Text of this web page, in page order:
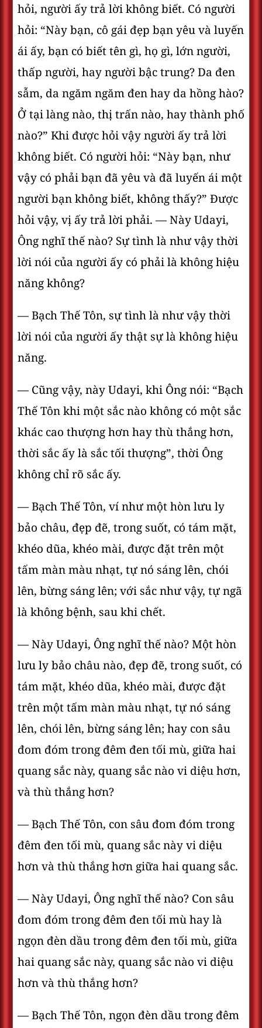
hỏi, người ấy trả lời không biết. Có người
hỏi: “Này bạn, cô gái đẹp bạn yêu và luyến
ái ấy, bạn có biết tên gì, họ gì, lớn người,
thấp người, hay người bậc trung? Da đen
sẫm, da ngăm ngăm đen hay da hồng hào?
Ở tại làng nào, thị trấn nào, hay thành phố
nào?” Khi được hỏi vậy người ấy trả lời
không biết. Có người hỏi: “Này bạn, như
vậy có phải bạn đã yêu và đã luyến ái một
người bạn không biết, không thấy?” Ðược
hỏi vậy, vị ấy trả lời phải. — Này Udayi,
Ông nghĩ thế nào? Sự tình là như vậy thời
lời nói của người ấy có phải là không hiệu
năng không?
— Bạch Thế Tôn, sự tình là như vậy thời
lời nói của người ấy thật sự là không hiệu
năng.
— Cũng vậy, này Udayi, khi Ông nói: “Bạch
Thế Tôn khi một sắc nào không có một sắc
khác cao thượng hơn hay thù thắng hơn,
thời sắc ấy là sắc tối thượng”, thời Ông
không chỉ rõ sắc ấy.
— Bạch Thế Tôn, ví như một hòn lưu ly
bảo châu, đẹp đẽ, trong suốt, có tám mặt,
khéo dũa, khéo mài, được đặt trên một
tấm màn màu nhạt, tự nó sáng lên, chói
lên, bừng sáng lên; với sắc như vậy, tự ngã
là không bệnh, sau khi chết.
— Này Udayi, Ông nghĩ thế nào? Một hòn
lưu ly bảo châu nào, đẹp đẽ, trong suốt, có
tám mặt, khéo dũa, khéo mài, được đặt
trên một tấm màn màu nhạt, tự nó sáng
lên, chói lên, bừng sáng lên; hay con sâu
đom đóm trong đêm đen tối mù, giữa hai
quang sắc này, quang sắc nào vi diệu hơn,
và thù thắng hơn?
— Bạch Thế Tôn, con sâu đom đóm trong
đêm đen tối mù, quang sắc này vi diệu
hơn và thù thắng hơn giữa hai quang sắc.
— Này Udayi, Ông nghĩ thế nào? Con sâu
đom đóm trong đêm đen tối mù hay là
ngọn đèn dầu trong đêm đen tối mù, giữa
hai quang sắc này, quang sắc nào vi diệu
hơn và thù thắng hơn?
— Bạch Thế Tôn, ngọn đèn dầu trong đêm